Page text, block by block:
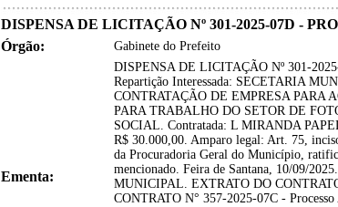
DISPENSA DE LICITAÇÃO Nº 301-2025-07D -
Órgão:
Gabinete do Prefeito
Ementa:
DISPENSA DE LICITAÇÃO Nº 301-
Repartição Interessada: SECETARIA
CONTRATAÇÃO DE EMPRESA PARA
PARA TRABALHO DO SETOR DE
SOCIAL. Contratada: L MIRANDA
R$ 30.000,00. Amparo legal: Art. 75,
da Procuradoria Geral do Município,
mencionado. Feira de Santana, 10/09/
MUNICIPAL. EXTRATO DO
CONTRATO N° 357-2025-07C -